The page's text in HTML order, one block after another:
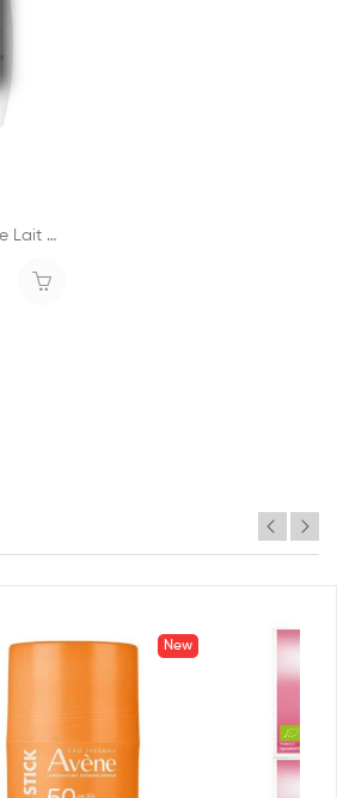
Chateau Rouge Lait de Beauté Eclaircissant...
New